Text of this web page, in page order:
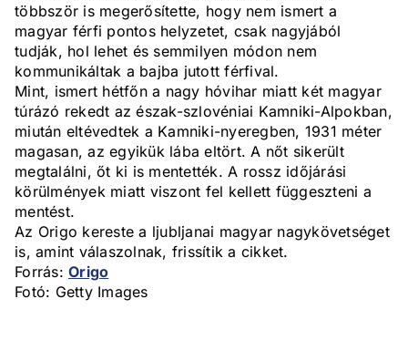
többször is megerősítette, hogy nem ismert a
magyar férfi pontos helyzetet, csak nagyjából
tudják, hol lehet és semmilyen módon nem
kommunikáltak a bajba jutott férfival.
Mint, ismert hétfőn a nagy hóvihar miatt két magyar
túrázó rekedt az észak-szlovéniai Kamniki-Alpokban,
miután eltévedtek a Kamniki-nyeregben, 1931 méter
magasan, az egyikük lába eltört. A nőt sikerült
megtalálni, őt ki is mentették. A rossz időjárási
körülmények miatt viszont fel kellett függeszteni a
mentést.
Az Origo kereste a ljubljanai magyar nagykövetséget
is, amint válaszolnak, frissítik a cikket.
Forrás: Origo
Fotó: Getty Images